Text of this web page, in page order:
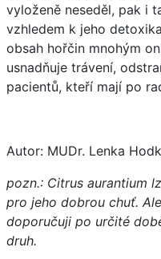
vyloženě neseděl, pak i
vzhledem k jeho
obsah hořčin mnohým
usnadňuje trávení,
pacientů, kteří mají po
Autor: MUDr. Lenka
pozn.: Citrus aurantium
pro jeho dobrou chuť.
doporučuji po určité
druh.